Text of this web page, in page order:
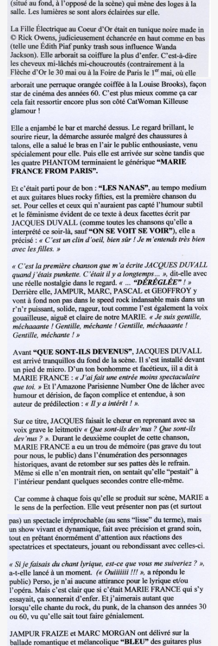
"AJASPHERE" le 30 août 2025 en la chapelle Reille
"I DIG THAT BOP" le 28 juin 2025 a Louvres (95) :
le 24 juin 2025, terre plein central du boulevard
ALMOSNINO a la guitare) le 21 juin 2025 devant le bar
"AJASPHERE" dans la nuit du 20 au 21 juin 2025 en l
a DANIEL DARC le 19 juin 2025, rue Charles
le 10 juin 2025 au Cafe de la Danse
UNKNOWN" (2024, corealise par Les Spunyboys et
(2025) d'YZOULA : chronique detaillee.
"AJASPHERE" le 15 mai 2025 au Badaboum (Paris) :
ET LE DRAGON ALL STARS + CATASTROPHE
ADRIAN, concert litteraire "Hotel Roma" le 4 avril
THOURY, concerts "MONOMANIAQUES" en power
2024" le 21 mars 2025 a La Cigale (Paris) : chronique
(2024) de VIKTOR HUGANET : chronique detaillee.
DAUGA : chronique detaillee.
+ LES ROYAL FLUSH le 22 juin 2024 a La
au Tamanoir de Gennevilliers, a Fontenay-sous-
le 23 novembre 2024 a la Boule noire (Paris) :
en tete daffiche "AJASPHERE vol. II" le 18 novembre
avec seance de dedicaces de MARLON
THOURY en power rock n roll trio le 4 octobre 2024 a
conference de PATRICK "Ki-ox" CARDE (guitariste
"AJASPHERE vol. II" le 6 septembre 2024 a la
belle") et LEONARD LASRY ("Le grand danger de
"AJASPHERE VOL. II" les 6 et 27 avril 2024 + le 5 juin
Z. KAN : chronique par PATRICK EUDELINE dans
Jean Nakache, Jerome Lambert, Patrice Brochery et
de la raya" (2024) : chronique detaillee.
en 1996 de l album "MARIE FRANCE" (paru en 1997)